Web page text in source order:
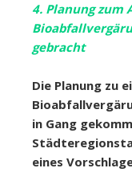
4. Planung zum
gebracht
Die Planung zu
in Gang
eines